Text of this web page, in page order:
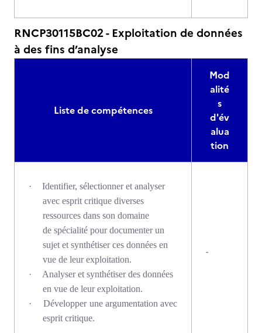
RNCP30115BC02 - Exploitation de données
à des fins d’analyse
Liste de compétences
Mod
alité
s
d'év
alua
tion
·
Identifier, sélectionner et analyser
avec esprit critique diverses
ressources dans son domaine
de spécialité pour documenter un
sujet et synthétiser ces données en
vue de leur exploitation.
·
Analyser et synthétiser des données
en vue de leur exploitation.
·
Développer une argumentation avec
esprit critique.
-